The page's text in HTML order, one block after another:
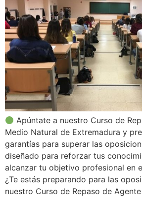
Apúntate a nuestro Curso de
Medio Natural de Extremadura y
garantías para superar las
diseñado para reforzar tus
alcanzar tu objetivo profesional en
¿Te estás preparando para las
nuestro Curso de Repaso de